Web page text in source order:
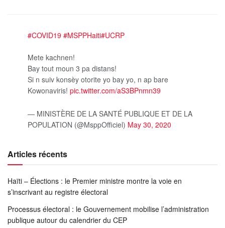
#COVID19 #MSPPHaiti#UCRP
Mete kachnen!
Bay tout moun 3 pa distans!
Si n suiv konsèy otorite yo bay yo, n ap bare
Kowonaviris! pic.twitter.com/aS3BPnmn39
— MINISTÈRE DE LA SANTÉ PUBLIQUE ET DE LA
POPULATION (@MsppOfficiel) May 30, 2020
Articles récents
Haïti – Élections : le Premier ministre montre la voie en
s’inscrivant au registre électoral
Processus électoral : le Gouvernement mobilise l’administration
publique autour du calendrier du CEP